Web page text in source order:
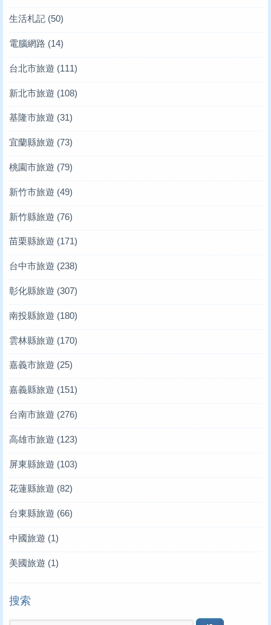
生活札記 (50)
電腦網路 (14)
台北市旅遊 (111)
新北市旅遊 (108)
基隆市旅遊 (31)
宜蘭縣旅遊 (73)
桃園市旅遊 (79)
新竹市旅遊 (49)
新竹縣旅遊 (76)
苗栗縣旅遊 (171)
台中市旅遊 (238)
彰化縣旅遊 (307)
南投縣旅遊 (180)
雲林縣旅遊 (170)
嘉義市旅遊 (25)
嘉義縣旅遊 (151)
台南市旅遊 (276)
高雄市旅遊 (123)
屏東縣旅遊 (103)
花蓮縣旅遊 (82)
台東縣旅遊 (66)
中國旅遊 (1)
美國旅遊 (1)
搜索